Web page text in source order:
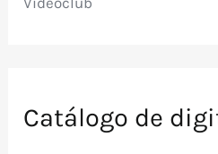
Catálogo de